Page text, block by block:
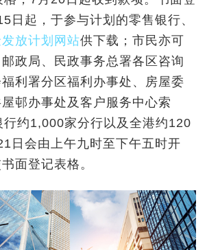
日起，于参与计划的零售银行、
放计划网站供下载；市民亦可
政局、民政事务总署各区咨询
利署分区福利办事处、房屋委
邨办事处及客户服务中心索
约1,000家分行以及全港约120
日会由上午九时至下午五时开
面登记表格。